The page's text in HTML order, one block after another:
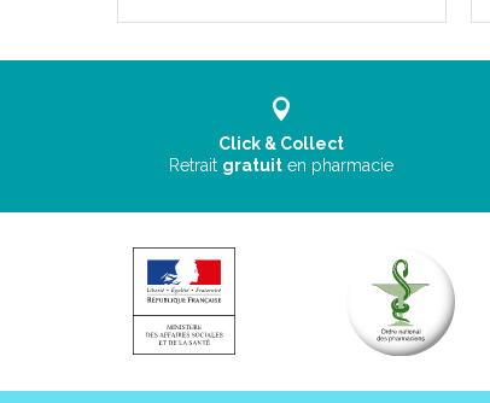
Click & Collect
Retrait gratuit en pharmacie